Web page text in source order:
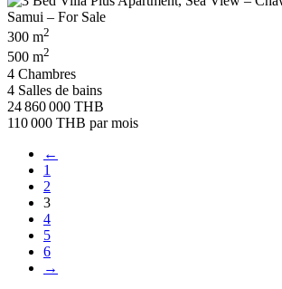
300 m2
500 m2
4 Chambres
4 Salles de bains
24 860 000 THB
110 000 THB par mois
←
1
2
3
4
5
6
→